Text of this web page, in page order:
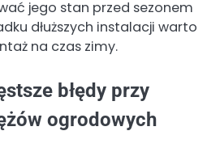
jego stan przed sezonem
dłuższych instalacji warto
na czas zimy.
błędy przy
ogrodowych